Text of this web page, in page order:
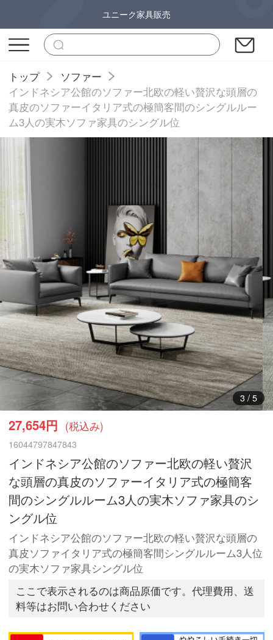
ユニーク家具販売
トップ
ソファー
インドネシア公館のソファー北欧の軽い贅沢な頭層の
真皮のソファーイタリア式の極簡客間のシングルルー
ム3人の実木ソファ家具のシングル位
3/ 5
27,654円 (税込み)
16044797847843
インドネシア公館のソファー北欧の軽い贅沢
な頭層の真皮のソファーイタリア式の極簡客
間のシングルルーム3人の実木ソファ家具のシ
ングル位
インドネシア公館のソファー北欧の軽い贅沢な頭層の
真皮ソファイタリア式の極簡客間シングルルーム3人位
の実木ソファ家具シングル位
ここで表示されるのは商品原価です。代理費用、送
料等はお問い合わせください